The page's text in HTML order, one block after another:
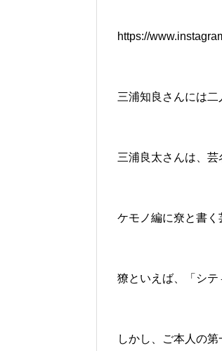
https://
三浦知良さんには
三浦良太さんは、
ケモノ編に尞と書
獠といえば、「シテ
しかし、ご本人の